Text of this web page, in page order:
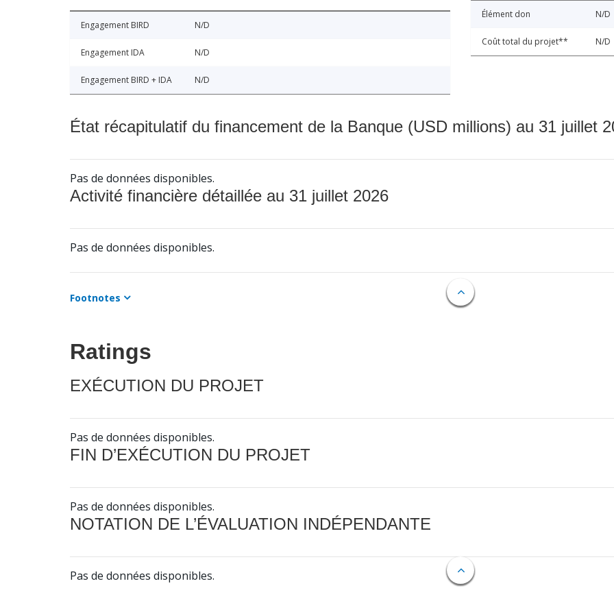
Engagement BIRD N/D
Engagement IDA N/D
Engagement BIRD + IDA N/D
Élément don N/D
Coût total du projet** N/D
État récapitulatif du financement de la Banque (USD millions) au 31 juillet
Pas de données disponibles.
Activité financière détaillée au 31 juillet 2026
Pas de données disponibles.
Footnotes
Ratings
EXÉCUTION DU PROJET
Pas de données disponibles.
FIN D’EXÉCUTION DU PROJET
Pas de données disponibles.
NOTATION DE L’ÉVALUATION INDÉPENDANTE
Pas de données disponibles.